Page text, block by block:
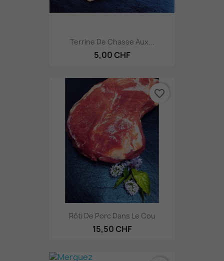
Terrine De Chasse Aux...
5,00 CHF
Rôti De Porc Dans Le Cou
15,50 CHF
favorite_border